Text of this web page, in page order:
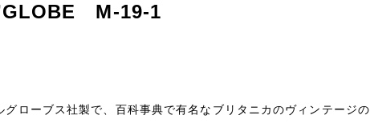
M-19-1
ローブス社製で、百科事典で有名なブリタニカのヴィンテージの